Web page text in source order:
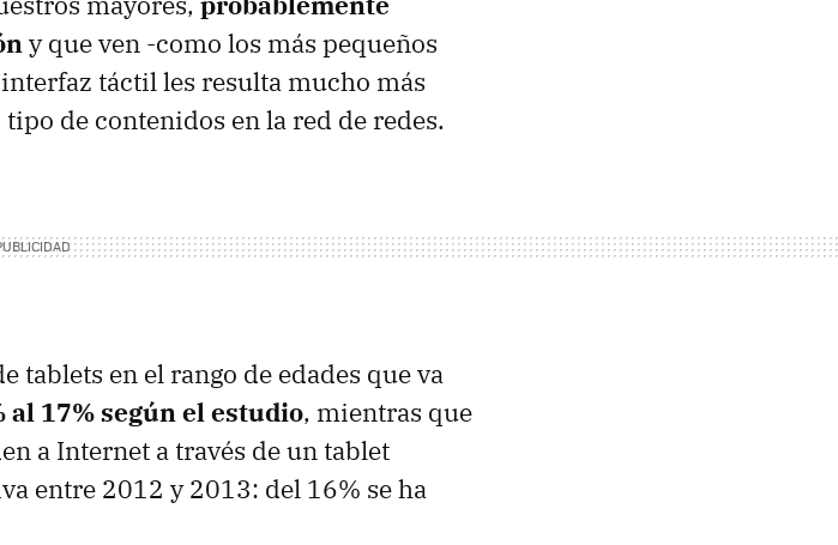
y que ven -como los más pequeños
táctil les resulta mucho más
de contenidos en la red de redes.
tablets en el rango de edades que va
al 17% según el estudio, mientras que
a Internet a través de un tablet
entre 2012 y 2013: del 16% se ha